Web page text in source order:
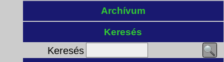
Archívum
Keresés
Keresés